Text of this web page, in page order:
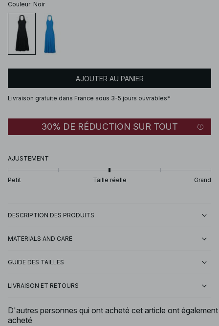
Couleur: Noir
AJOUTER AU PANIER
Livraison gratuite dans France sous 3-5 jours ouvrables*
30% DE RÉDUCTION SUR TOUT
AJUSTEMENT
Petit Taille réelle Grand
DESCRIPTION DES PRODUITS
MATERIALS AND CARE
GUIDE DES TAILLES
LIVRAISON ET RETOURS
D'autres personnes qui ont acheté cet article ont également
acheté